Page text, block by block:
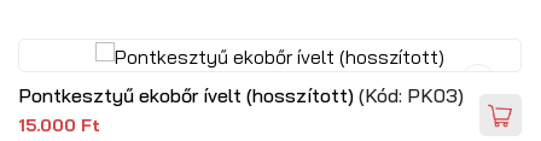
Pontkesztyű ekobőr ívelt (hosszított) (Kód: PK03)
15.000 Ft